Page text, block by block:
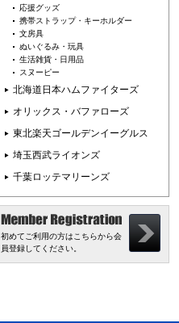
応援グッズ
携帯ストラップ・キーホルダー
文房具
ぬいぐるみ・玩具
生活雑貨・日用品
スヌーピー
北海道日本ハムファイターズ
オリックス・バファローズ
東北楽天ゴールデンイーグルス
埼玉西武ライオンズ
千葉ロッテマリーンズ
初めてご利用の方はこちらから会
員登録してください。